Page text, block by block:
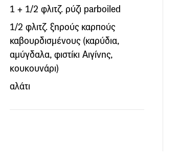
1 + 1/2 φλιτζ. ρύζι parboiled
1/2 φλιτζ. ξηρούς καρπούς
καβουρδισμένους (καρύδια,
αμύγδαλα, φιστίκι Αιγίνης,
κουκουνάρι)
αλάτι